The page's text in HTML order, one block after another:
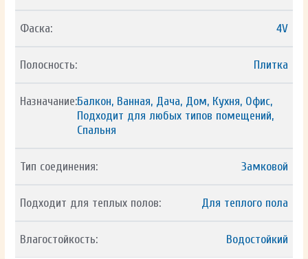
Фаска: 4V
Полосность: Плитка
Назначание:Балкон, Ванная, Дача, Дом, Кухня, Офис,
Подходит для любых типов помещений,
Спальня
Тип соединения: Замковой
Подходит для теплых полов: Для теплого пола
Влагостойкость: Водостойкий